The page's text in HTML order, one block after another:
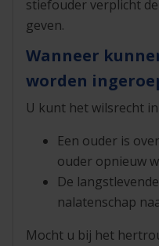
stiefouder verplicht
geven.
Wanneer
worden
U kunt het wilsrecht
Een ouder is
ouder opnieuw
De
nalatenschap
Mocht u bij het